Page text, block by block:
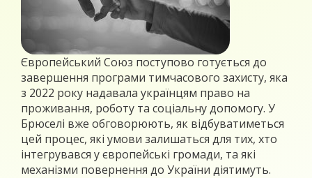
Європейський Союз поступово готується до
завершення програми тимчасового захисту, яка
з 2022 року надавала українцям право на
проживання, роботу та соціальну допомогу. У
Брюселі вже обговорюють, як відбуватиметься
цей процес, які умови залишаться для тих, хто
інтегрувався у європейські громади, та які
механізми повернення до України діятимуть.